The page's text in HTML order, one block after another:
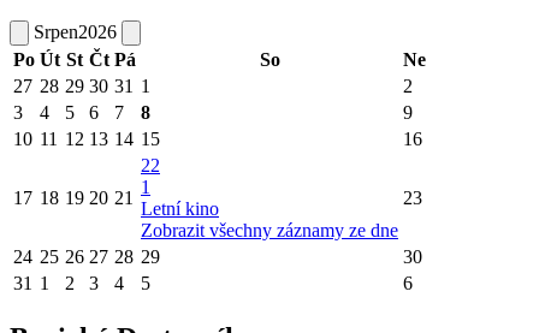
Srpen2026
Po Út St Čt Pá So
Ne
27 28 29 30 31 1
2
3
4 5 6 7 8
9
10 11 12 13 14 15 16
17 18 19 20 21
22
1
Letní kino
Zobrazit všechny záznamy ze dne
23
24 25 26 27 28 29
30
31 1 2 3 4 5 6